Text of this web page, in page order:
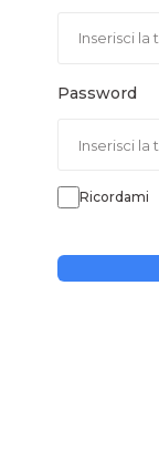
Password
Ricordami